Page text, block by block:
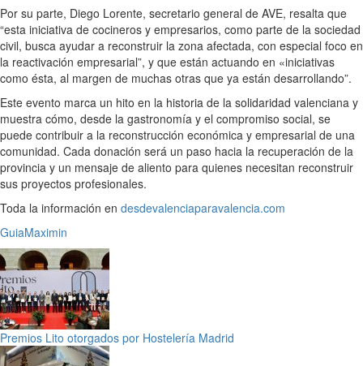
Por su parte, Diego Lorente, secretario general de AVE, resalta que
“esta iniciativa de cocineros y empresarios, como parte de la sociedad
civil, busca ayudar a reconstruir la zona afectada, con especial foco en
la reactivación empresarial”, y que están actuando en «iniciativas
como ésta, al margen de muchas otras que ya están desarrollando”.
Este evento marca un hito en la historia de la solidaridad valenciana y
muestra cómo, desde la gastronomía y el compromiso social, se
puede contribuir a la reconstrucción económica y empresarial de una
comunidad. Cada donación será un paso hacia la recuperación de la
provincia y un mensaje de aliento para quienes necesitan reconstruir
sus proyectos profesionales.
Toda la información en desdevalenciaparavalencia.com
GuiaMaximin
Premios Lito otorgados por Hostelería Madrid